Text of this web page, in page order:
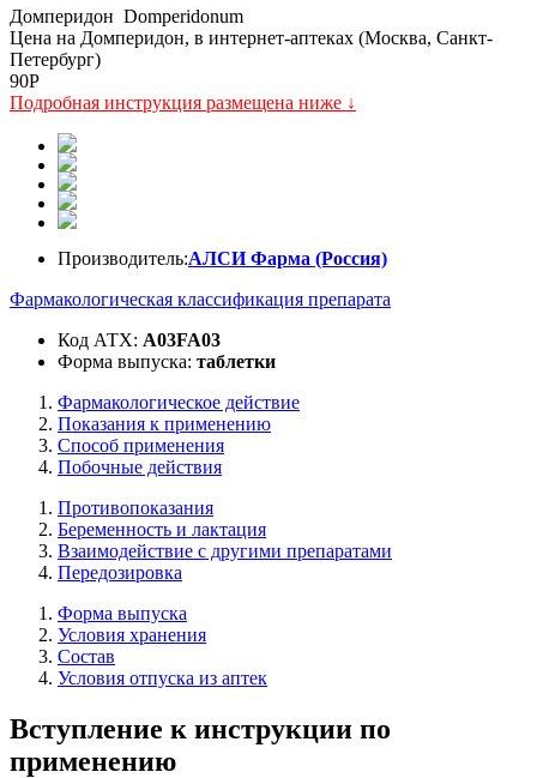
Домперидон Domperidonum
Цена на Домперидон, в интернет-аптеках (Москва, Санкт-
Петербург)
90P
Подробная инструкция размещена ниже ↓
Производитель:АЛСИ Фарма (Россия)
Фармакологическая классификация препарата
Код АТХ: A03FA03
Форма выпуска: таблетки
Фармакологическое действие
Показания к применению
Способ применения
Побочные действия
Противопоказания
Беременность и лактация
Взаимодействие с другими препаратами
Передозировка
Форма выпуска
Условия хранения
Состав
Условия отпуска из аптек
Вступление к инструкции по
применению